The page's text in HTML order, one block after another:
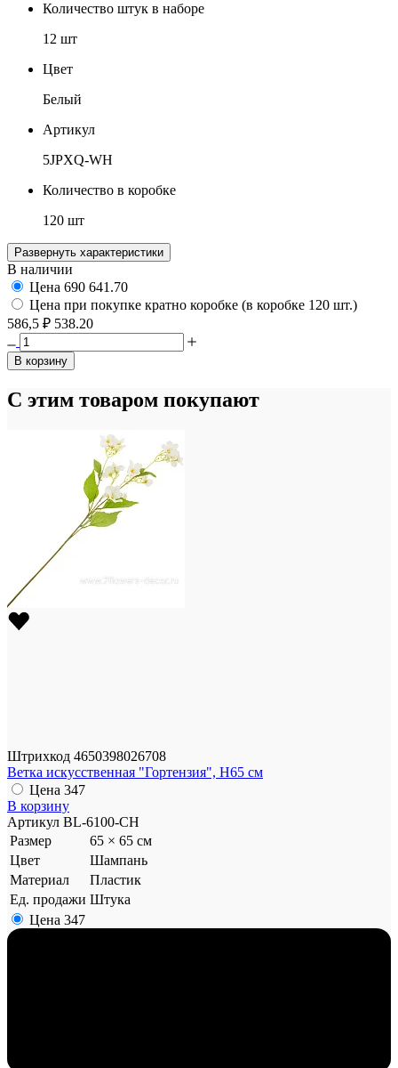
Количество штук в наборе
12 шт
Цвет
Белый
Артикул
5JPXQ-WH
Количество в коробке
120 шт
Развернуть характеристики
В наличии
Цена 690 641.70
Цена при покупке кратно коробке (в коробке 120 шт.)
586,5 ₽ 538.20
В корзину
С этим товаром покупают
Штрихкод 4650398026708
Ветка искусственная "Гортензия", H65 см
Цена 347
В корзину
Артикул BL-6100-CH
Размер
65 × 65 см
Цвет
Шампань
Материал
Пластик
Ед. продажи Штука
Цена 347